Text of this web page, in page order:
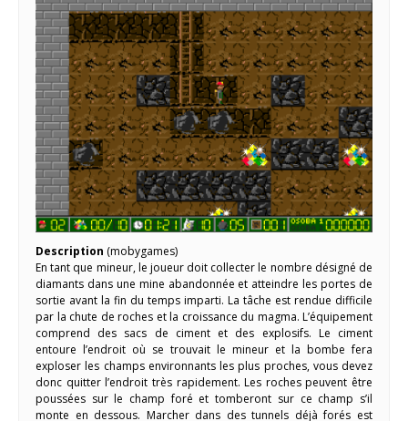
Description (mobygames)
En tant que mineur, le joueur doit collecter le nombre désigné de
diamants dans une mine abandonnée et atteindre les portes de
sortie avant la fin du temps imparti. La tâche est rendue difficile
par la chute de roches et la croissance du magma. L’équipement
comprend des sacs de ciment et des explosifs. Le ciment
entoure l’endroit où se trouvait le mineur et la bombe fera
exploser les champs environnants les plus proches, vous devez
donc quitter l’endroit très rapidement. Les roches peuvent être
poussées sur le champ foré et tomberont sur ce champ s’il
monte en dessous. Marcher dans des tunnels déjà forés est